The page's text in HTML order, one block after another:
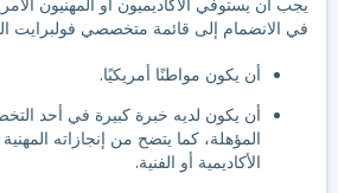
يجب أن يستوفي الأكاديميون أو المهنيون
في الانضمام إلى قائمة متخصصي فولبرايت
أن يكون مواطنًا أمريكيًا.
أن يكون لديه خبرة كبيرة في أحد
المؤهلة، كما يتضح من إنجازاته المهنية
الأكاديمية أو الفنية.